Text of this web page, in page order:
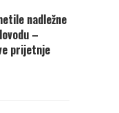
nadležne
–
prijetnje